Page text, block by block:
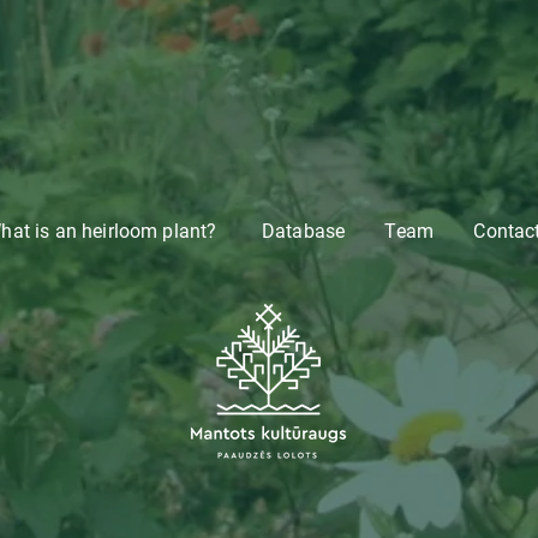
is an heirloom plant? Database Team